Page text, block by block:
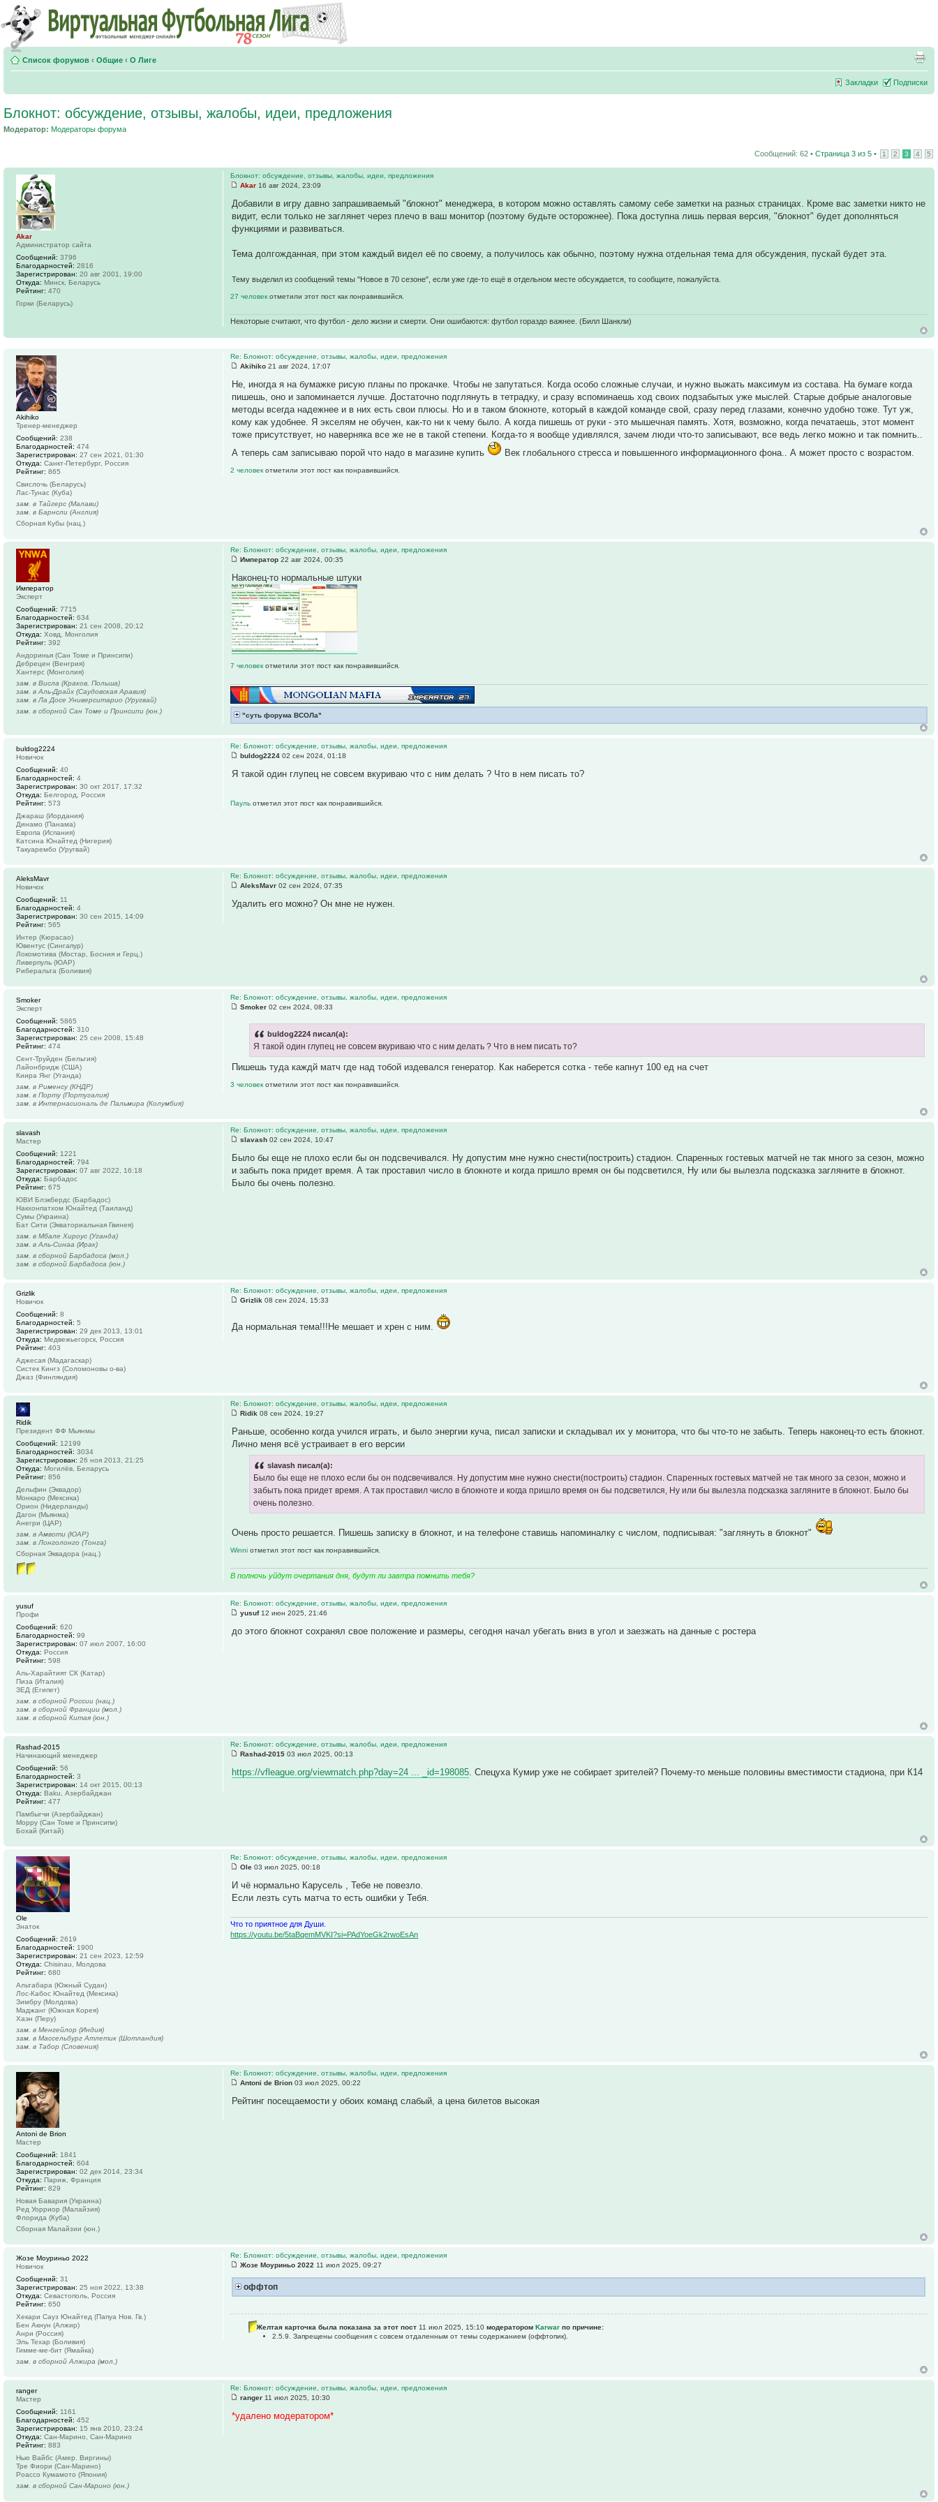
Список форумов ‹ Общие ‹ О Лиге
Закладки Подписки
Блокнот: обсуждение, отзывы, жалобы, идеи, предложения
Модератор: Модераторы форума
Сообщений: 62 • Страница 3 из 5 • 1 2 3 4 5
Блокнот: обсуждение, отзывы, жалобы, идеи, предложения
Akar 16 авг 2024, 23:09
Добавили в игру давно запрашиваемый "блокнот" менеджера, в котором можно оставлять самому себе заметки на разных страницах. Кроме вас заметки никто не
видит, если только не заглянет через плечо в ваш монитор (поэтому будьте осторожнее). Пока доступна лишь первая версия, "блокнот" будет дополняться
функциями и развиваться.
Тема долгожданная, при этом каждый видел её по своему, а получилось как обычно, поэтому нужна отдельная тема для обсуждения, пускай будет эта.
Тему выделил из сообщений темы "Новое в 70 сезоне", если уже где-то ещё в отдельном месте обсуждается, то сообщите, пожалуйста.
27 человекотметили этот пост как понравившийся.
Некоторые считают, что футбол - дело жизни и смерти. Они ошибаются: футбол гораздо важнее. (Билл Шанкли)
Akar
Администратор сайта
Сообщений: 3796
Благодарностей: 2816
Зарегистрирован: 20 авг 2001, 19:00
Откуда: Минск, Беларусь
Рейтинг: 470
Горки (Беларусь)
Re: Блокнот: обсуждение, отзывы, жалобы, идеи, предложения
Akihiko 21 авг 2024, 17:07
Не, иногда я на бумажке рисую планы по прокачке. Чтобы не запутаться. Когда особо сложные случаи, и нужно выжать максимум из состава. На бумаге когда
пишешь, оно и запоминается лучше. Достаточно подглянуть в тетрадку, и сразу вспоминаешь ход своих подзабытых уже мыслей. Старые добрые аналоговые
методы всегда надежнее и в них есть свои плюсы. Но и в таком блокноте, который в каждой команде свой, сразу перед глазами, конечно удобно тоже. Тут уж,
кому как удобнее. Я экселям не обучен, как-то ни к чему было. А когда пишешь от руки - это мышечная память. Хотя, возможно, когда печатаешь, этот момент
тоже присутствует, но наверняка все же не в такой степени. Когда-то я вообще удивлялся, зачем люди что-то записывают, все ведь легко можно и так помнить..
А теперь сам записываю порой что надо в магазине купить
Век глобального стресса и повышенного информационного фона.. А может просто с возрастом.
2 человекотметили этот пост как понравившийся.
Akihiko
Тренер-менеджер
Сообщений: 238
Благодарностей: 474
Зарегистрирован: 27 сен 2021, 01:30
Откуда: Санкт-Петербург, Россия
Рейтинг: 865
Свислочь (Беларусь)
Лас-Тунас (Куба)
зам. в Тайгерс (Малави)
зам. в Барнсли (Англия)
Сборная Кубы (нац.)
Re: Блокнот: обсуждение, отзывы, жалобы, идеи, предложения
Император 22 авг 2024, 00:35
Наконец-то нормальные штуки
7 человекотметили этот пост как понравившийся.
"суть форума ВСОЛа"
Император
Эксперт
Сообщений: 7715
Благодарностей: 634
Зарегистрирован: 21 сен 2008, 20:12
Откуда: Ховд, Монголия
Рейтинг: 392
Андоринья (Сан Томе и Принсипи)
Дебрецен (Венгрия)
Хантерс (Монголия)
зам. в Висла (Краков, Польша)
зам. в Аль-Драйх (Саудовская Аравия)
зам. в Ла Досе Университарио (Уругвай)
зам. в сборной Сан Томе и Принсипи (юн.)
Re: Блокнот: обсуждение, отзывы, жалобы, идеи, предложения
buldog2224 02 сен 2024, 01:18
Я такой один глупец не совсем вкуриваю что с ним делать ? Что в нем писать то?
Паульотметил этот пост как понравившийся.
buldog2224
Новичок
Сообщений: 40
Благодарностей: 4
Зарегистрирован: 30 окт 2017, 17:32
Откуда: Белгород, Россия
Рейтинг: 573
Джараш (Иордания)
Динамо (Панама)
Европа (Испания)
Катсина Юнайтед (Нигерия)
Такуарембо (Уругвай)
Re: Блокнот: обсуждение, отзывы, жалобы, идеи, предложения
AleksMavr 02 сен 2024, 07:35
Удалить его можно? Он мне не нужен.
AleksMavr
Новичок
Сообщений: 11
Благодарностей: 4
Зарегистрирован: 30 сен 2015, 14:09
Рейтинг: 565
Интер (Кюрасао)
Ювентус (Сингапур)
Локомотива (Мостар, Босния и Герц.)
Ливерпуль (ЮАР)
Риберальта (Боливия)
Re: Блокнот: обсуждение, отзывы, жалобы, идеи, предложения
Smoker 02 сен 2024, 08:33
buldog2224 писал(а):
Я такой один глупец не совсем вкуриваю что с ним делать ? Что в нем писать то?
Пишешь туда каждй матч где над тобой издевался генератор. Как наберется сотка - тебе капнут 100 ед на счет
3 человекотметили этот пост как понравившийся.
Smoker
Эксперт
Сообщений: 5865
Благодарностей: 310
Зарегистрирован: 25 сен 2008, 15:48
Рейтинг: 474
Сент-Труйден (Бельгия)
Лайонбридж (США)
Киира Янг (Уганда)
зам. в Рименсу (КНДР)
зам. в Порту (Португалия)
зам. в Интернасиональ де Пальмира (Колумбия)
Re: Блокнот: обсуждение, отзывы, жалобы, идеи, предложения
slavash 02 сен 2024, 10:47
Было бы еще не плохо если бы он подсвечивался. Ну допустим мне нужно снести(построить) стадион. Спаренных гостевых матчей не так много за сезон, можно
и забыть пока придет время. А так проставил число в блокноте и когда пришло время он бы подсветился, Ну или бы вылезла подсказка загляните в блокнот.
Было бы очень полезно.
slavash
Мастер
Сообщений: 1221
Благодарностей: 794
Зарегистрирован: 07 авг 2022, 16:18
Откуда: Барбадос
Рейтинг: 675
ЮВИ Блэкбердс (Барбадос)
Накхонпатхом Юнайтед (Таиланд)
Сумы (Украина)
Бат Сити (Экваториальная Гвинея)
зам. в Мбале Хироус (Уганда)
зам. в Аль-Синаа (Ирак)
зам. в сборной Барбадоса (мол.)
зам. в сборной Барбадоса (юн.)
Re: Блокнот: обсуждение, отзывы, жалобы, идеи, предложения
Grizlik 08 сен 2024, 15:33
Да нормальная тема!!!Не мешает и хрен с ним.
Grizlik
Новичок
Сообщений: 8
Благодарностей: 5
Зарегистрирован: 29 дек 2013, 13:01
Откуда: Медвежьегорск, Россия
Рейтинг: 403
Аджесая (Мадагаскар)
Систек Кингз (Соломоновы о-ва)
Джаз (Финляндия)
Re: Блокнот: обсуждение, отзывы, жалобы, идеи, предложения
Ridik 08 сен 2024, 19:27
Раньше, особенно когда учился играть, и было энергии куча, писал записки и складывал их у монитора, что бы что-то не забыть. Теперь наконец-то есть блокнот.
Лично меня всё устраивает в его версии
slavash писал(а):
Было бы еще не плохо если бы он подсвечивался. Ну допустим мне нужно снести(построить) стадион. Спаренных гостевых матчей не так много за сезон, можно и
забыть пока придет время. А так проставил число в блокноте и когда пришло время он бы подсветился, Ну или бы вылезла подсказка загляните в блокнот. Было бы
очень полезно.
Очень просто решается. Пишешь записку в блокнот, и на телефоне ставишь напоминалку с числом, подписывая: "заглянуть в блокнот"
Winniотметил этот пост как понравившийся.
В полночь уйдут очертания дня, будут ли завтра помнить тебя?
Ridik
Президент ФФ Мьянмы
Сообщений: 12199
Благодарностей: 3034
Зарегистрирован: 26 ноя 2013, 21:25
Откуда: Могилёв, Беларусь
Рейтинг: 856
Дельфин (Эквадор)
Монкаро (Мексика)
Орион (Нидерланды)
Дагон (Мьянма)
Анегри (ЦАР)
зам. в Амвоти (ЮАР)
зам. в Лонголонго (Тонга)
Сборная Эквадора (нац.)
Re: Блокнот: обсуждение, отзывы, жалобы, идеи, предложения
yusuf12 июн 2025, 21:46
до этого блокнот сохранял свое положение и размеры, сегодня начал убегать вниз в угол и заезжать на данные с ростера
yusuf
Профи
Сообщений: 620
Благодарностей: 99
Зарегистрирован: 07 июл 2007, 16:00
Откуда: Россия
Рейтинг: 598
Аль-Харайтият СК (Катар)
Пиза (Италия)
ЗЕД (Египет)
зам. в сборной России (нац.)
зам. в сборной Франции (мол.)
зам. в сборной Китая (юн.)
Re: Блокнот: обсуждение, отзывы, жалобы, идеи, предложения
Rashad-2015 03 июл 2025, 00:13
https://vfleague.org/viewmatch.php?day=24 ... _id=198085 . Спецуха Кумир уже не собирает зрителей? Почему-то меньше половины вместимости стадиона, при К14
Rashad-2015
Начинающий менеджер
Сообщений: 56
Благодарностей: 3
Зарегистрирован: 14 окт 2015, 00:13
Откуда: Baku, Азербайджан
Рейтинг: 477
Памбыгчи (Азербайджан)
Морру (Сан Томе и Принсипи)
Бохай (Китай)
Re: Блокнот: обсуждение, отзывы, жалобы, идеи, предложения
Ole 03 июл 2025, 00:18
И чё нормально Карусель , Тебе не повезло.
Если лезть суть матча то есть ошибки у Тебя.
Что то приятное для Души.
https://youtu.be/5taBqemMVKI?si=PAdYoeGk2rwoEsAn
Ole
Знаток
Сообщений: 2619
Благодарностей: 1900
Зарегистрирован: 21 сен 2023, 12:59
Откуда: Chisinau, Молдова
Рейтинг: 680
Альтабара (Южный Судан)
Лос-Кабос Юнайтед (Мексика)
Зимбру (Молдова)
Маджанг (Южная Корея)
Хаэн (Перу)
зам. в Менгейлор (Индия)
зам. в Массельбург Атлетик (Шотландия)
зам. в Табор (Словения)
Re: Блокнот: обсуждение, отзывы, жалобы, идеи, предложения
Antoni de Brion 03 июл 2025, 00:22
Рейтинг посещаемости у обоих команд слабый, а цена билетов высокая
Antoni de Brion
Мастер
Сообщений: 1841
Благодарностей: 604
Зарегистрирован: 02 дек 2014, 23:34
Откуда: Париж, Франция
Рейтинг: 829
Новая Бавария (Украина)
Ред Уорриор (Малайзия)
Флорида (Куба)
Сборная Малайзии (юн.)
Re: Блокнот: обсуждение, отзывы, жалобы, идеи, предложения
Жозе Моуриньо 2022 11 июл 2025, 09:27
оффтоп
Желтая карточка была показана за этот пост 11 июл 2025, 15:10 модераторомKarwar по причине:
2.5.9. Запрещены сообщения с совсем отдаленным от темы содержанием (оффтопик).
Жозе Моуриньо 2022
Новичок
Сообщений: 31
Зарегистрирован: 25 ноя 2022, 13:38
Откуда: Севастополь, Россия
Рейтинг: 650
Хекари Сауз Юнайтед (Папуа Нов. Гв.)
Бен Акнун (Алжир)
Анри (Россия)
Эль Техар (Боливия)
Гимме-ме-бит (Ямайка)
зам. в сборной Алжира (мол.)
Re: Блокнот: обсуждение, отзывы, жалобы, идеи, предложения
ranger 11 июл 2025, 10:30
*удалено модератором*
ranger
Мастер
Сообщений: 1161
Благодарностей: 452
Зарегистрирован: 15 янв 2010, 23:24
Откуда: Сан-Марино, Сан-Марино
Рейтинг: 883
Нью Вайбс (Амер. Виргины)
Тре Фиори (Сан-Марино)
Роассо Кумамото (Япония)
зам. в сборной Сан-Марино (юн.)